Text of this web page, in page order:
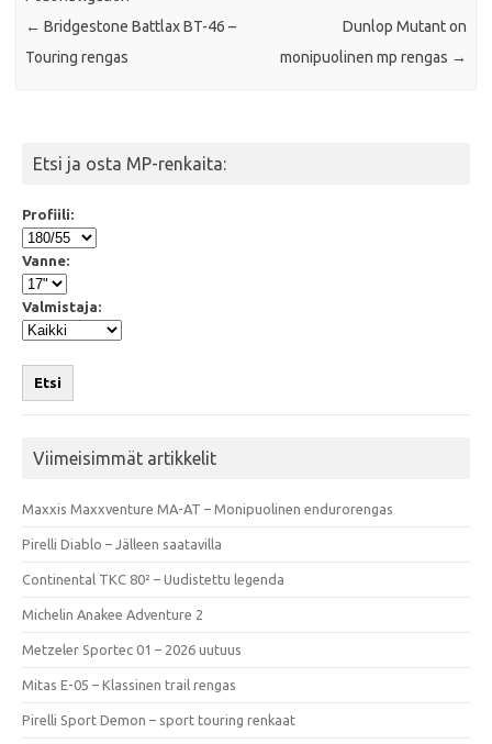
← Bridgestone Battlax BT-46 –
Touring rengas
Dunlop Mutant on
monipuolinen mp rengas →
Etsi ja osta MP-renkaita:
Profiili:
Vanne:
Valmistaja:
Etsi
Viimeisimmät artikkelit
Maxxis Maxxventure MA-AT – Monipuolinen endurorengas
Pirelli Diablo – Jälleen saatavilla
Continental TKC 80² – Uudistettu legenda
Michelin Anakee Adventure 2
Metzeler Sportec 01 – 2026 uutuus
Mitas E-05 – Klassinen trail rengas
Pirelli Sport Demon – sport touring renkaat